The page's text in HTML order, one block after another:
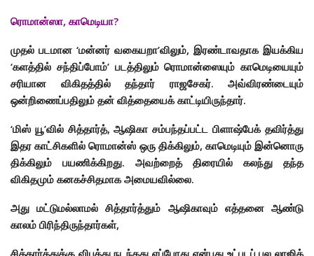
ரொமான்ஸா, காமெடியா?
முதல் படமான ‘மன்னர் வகையறா’விலும், இரண்டாவதாக இயக்கிய
‘களத்தில் சந்திப்போம்’ படத்திலும் ரொமான்ஸையும் காமெடியையும்
சரியான விகிதத்தில் தந்தார் ராஜசேகர். அவ்விரண்டையும்
ஒன்றிணைப்பதிலும் தன் வித்தையைக் காட்டியிருந்தார்.
‘மிஸ் யூ’வில் சித்தார்த், ஆஷிகா சம்பந்தப்பட்ட பிளாஷ்பேக் தவிர்த்து
இதர காட்சிகளில் ரொமான்ஸ் ஒரு திக்கிலும், காமெடியும் இன்னொரு
திக்கிலும் பயணிக்கிறது. அவற்றைத் திரையில் கலந்து தந்த
விகிதமும் கனகச்சிதமாக அமையவில்லை.
அது மட்டுமல்லாமல் சித்தார்த்தும் ஆஷிகாவும் எத்தனை ஆண்டு
காலம் பிரிந்திருந்தார்கள்,